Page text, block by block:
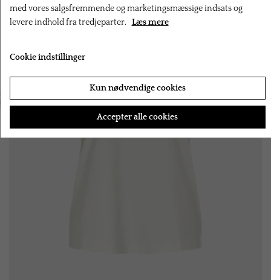
‹ ›
med vores salgsfremmende og marketingsmæssige indsats og
levere indhold fra tredjeparter. Læs mere
Cookie indstillinger
Kun nødvendige cookies
Accepter alle cookies